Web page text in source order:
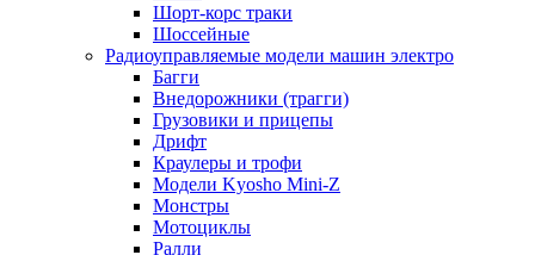
Шорт-корс траки
Шоссейные
Радиоуправляемые модели машин электро
Багги
Внедорожники (трагги)
Грузовики и прицепы
Дрифт
Краулеры и трофи
Модели Kyosho Mini-Z
Монстры
Мотоциклы
Ралли